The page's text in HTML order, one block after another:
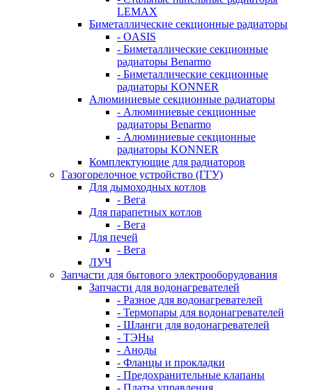
LEMAX
Биметаллические секционные радиаторы
- OASIS
- Биметаллические секционные
радиаторы Benarmo
- Биметаллические секционные
радиаторы KONNER
Алюминиевые секционные радиаторы
- Алюминиевые секционные
радиаторы Benarmo
- Алюминиевые секционные
радиаторы KONNER
Комплектующие для радиаторов
Газогорелочное устройство (ГГУ)
Для дымоходных котлов
- Вега
Для парапетных котлов
- Вега
Для печей
- Вега
ЛУЧ
Запчасти для бытового электрооборудования
Запчасти для водонагревателей
- Разное для водонагревателей
- Термопары для водонагревателей
- Шланги для водонагревателей
- ТЭНы
- Аноды
- Фланцы и прокладки
- Предохранительные клапаны
- Платы управления